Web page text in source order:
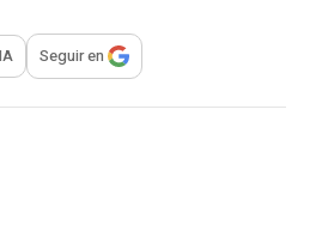
para compartir
IA Seguir en